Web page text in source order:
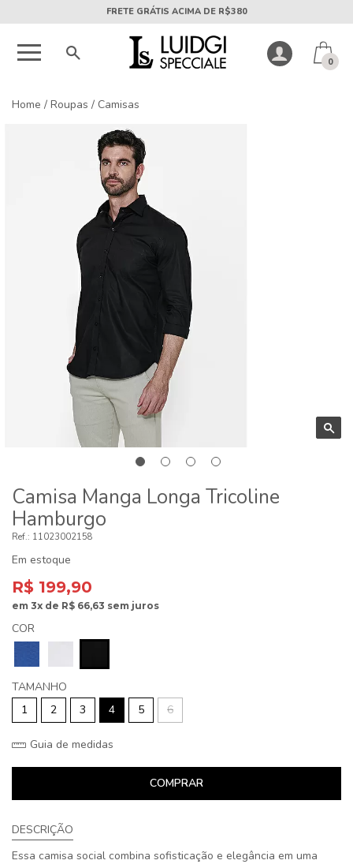
5X SEM JUROS PARCELA MÍNIMA DE R$50
0
Home / Roupas / Camisas
Camisa Manga Longa Tricoline
Hamburgo
11023002158
Em estoque
R$ 199,90
em 3x de R$ 66,63 sem juros
COR
TAMANHO
1
2 3 4 5 6
Guia de medidas
COMPRAR
DESCRIÇÃO
Essa camisa social combina sofisticação e elegância em uma